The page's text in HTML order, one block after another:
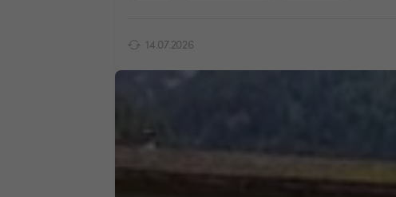
14.07.2026